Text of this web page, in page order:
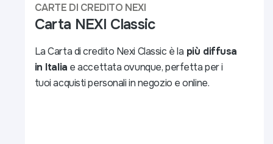
CARTE DI CREDITO NEXI
Carta NEXI Classic
La Carta di credito Nexi Classic è la più diffusa
in Italia e accettata ovunque, perfetta per i
tuoi acquisti personali in negozio e online.